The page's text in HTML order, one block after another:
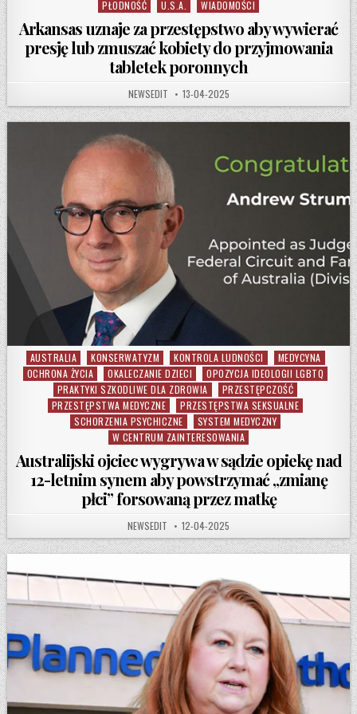
PŁODNOŚĆ
U.S.A. WIADOMOŚCI
Arkansas uznaje za przestępstwo aby wywierać
presję lub zmuszać kobiety do przyjmowania
tabletek poronnych
AUTHOR:
NEWSEDIT PUBLISHED DATE:
13-04-2025
Posted in
AUSTRALIA KONSERWATYZM KONTROLA LUDNOŚCI
MEDYCYNA
OCHRONA ŻYCIA
OKALECZANIE DZIECI
OPOZYCJA IDEOLOGII LGBTQ
PRAKTYKI SZKODLIWE DLA ZDROWIA
PRZESTĘPCZOŚĆ
PRZESTĘPSTWA MEDYCZNE
PRZESTĘPSTWA SEKSUALNE
SCHORZENIA PSYCHICZNE
SYSTEM MEDYCZNY
W CENTRUM ZAINTERESOWANIA
Australijski ojciec wygrywa w sądzie opiekę nad
12-letnim synem aby powstrzymać „zmianę
płci” forsowaną przez matkę
AUTHOR:
NEWSEDIT PUBLISHED DATE:
12-04-2025